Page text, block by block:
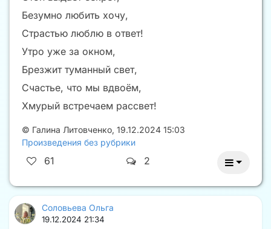
Безумно любить хочу,
Страстью люблю в ответ!
Утро уже за окном,
Брезжит туманный свет,
Счастье, что мы вдвоём,
Хмурый встречаем рассвет!
© Галина Литовченко, 19.12.2024 15:03
Произведения без рубрики
61 2
Соловьева Ольга
19.12.2024 21:34